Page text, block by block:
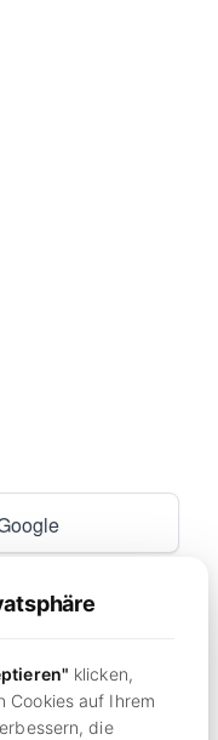
LoadFocus'klicken,
Cookies auf Ihrem
die